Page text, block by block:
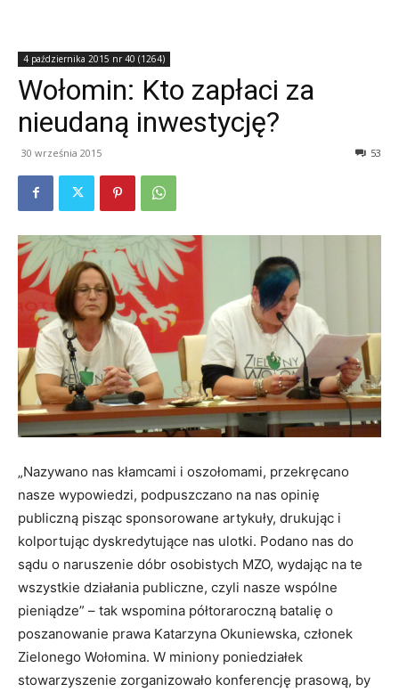
4 października 2015 nr 40 (1264)
Wołomin: Kto zapłaci za
nieudaną inwestycję?
30 września 2015 53
„Nazywano nas kłamcami i oszołomami, przekręcano
nasze wypowiedzi, podpuszczano na nas opinię
publiczną pisząc sponsorowane artykuły, drukując i
kolportując dyskredytujące nas ulotki. Podano nas do
sądu o naruszenie dóbr osobistych MZO, wydając na te
wszystkie działania publiczne, czyli nasze wspólne
pieniądze” – tak wspomina półtoraroczną batalię o
poszanowanie prawa Katarzyna Okuniewska, członek
Zielonego Wołomina. W miniony poniedziałek
stowarzyszenie zorganizowało konferencję prasową, by